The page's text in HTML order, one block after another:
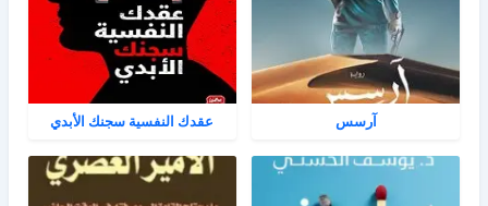
آرسس عقدك النفسية سجنك الأبدي